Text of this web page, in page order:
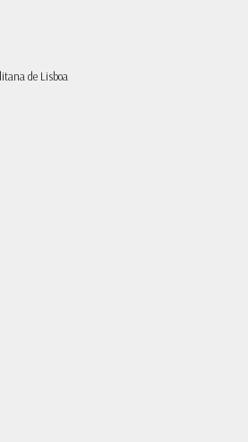
de Lisboa